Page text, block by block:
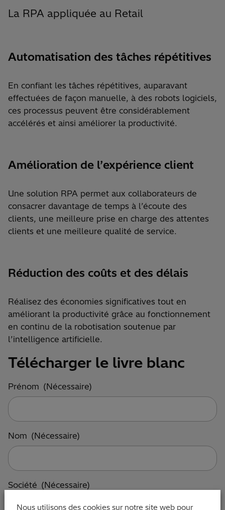
La RPA appliquée au Retail
Automatisation des tâches répétitives
En confiant les tâches répétitives, auparavant
effectuées de façon manuelle, à des robots logiciels,
ces processus peuvent être considérablement
accélérés et ainsi améliorer la productivité.
Amélioration de l’expérience client
Une solution RPA permet aux collaborateurs de
consacrer davantage de temps à l’écoute des
clients, une meilleure prise en charge des attentes
clients et une meilleure qualité de service.
Réduction des coûts et des délais
Réalisez des économies significatives tout en
améliorant la productivité grâce au fonctionnement
en continu de la robotisation soutenue par
l’intelligence artificielle.
Télécharger le livre blanc
Prénom (Nécessaire)
Nom (Nécessaire)
Société (Nécessaire)
Nous utilisons des cookies sur notre site web pour